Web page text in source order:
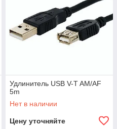
Удлинитель USB V-T AM/AF
5m
Нет в наличии
Цену уточняйте